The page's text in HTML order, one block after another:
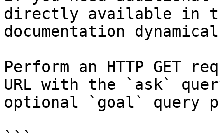
directly available in
documentation
Perform an HTTP GET
URL with the `ask`
optional `goal` query